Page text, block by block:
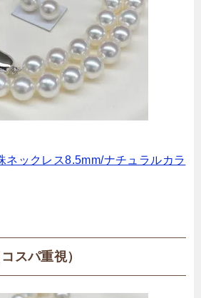
ネックレス8.5mm/ナチュラルカラ
スパ重視）